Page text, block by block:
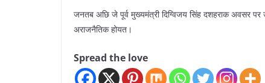
जनतब अछि जे पूर्व मुख्यमंत्री दिग्विजय सिंह दशहराक अवसर
अराजनैतिक होयत।
Spread the love